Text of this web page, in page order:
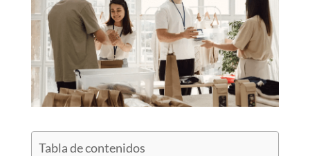
Tabla de contenidos